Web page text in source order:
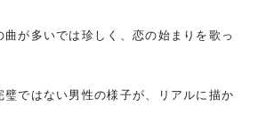
曲が多いでは珍しく、恋の始まりを歌っ
璧ではない男性の様子が、リアルに描か